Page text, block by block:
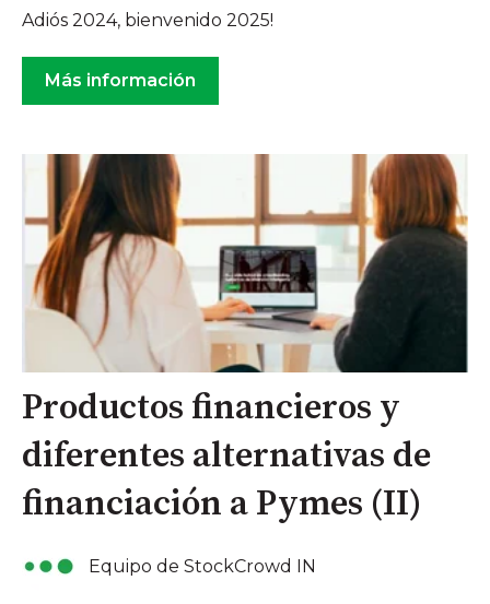
Adiós 2024, bienvenido 2025!
Más información
Productos financieros y
diferentes alternativas de
financiación a Pymes (II)
Equipo de StockCrowd IN